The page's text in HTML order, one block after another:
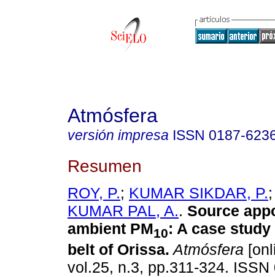
Atmósfera
versión impresa ISSN 0187-
Resumen
ROY, P.; KUMAR SIKDAR, P.
KUMAR PAL, A.. Source
ambient PM10: A case
belt of Orissa. Atmósfera
vol.25, n.3, pp.311-324. ISSN